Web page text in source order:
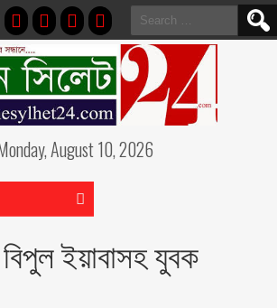
Search
for:
August 10, 2026
ইয়াবাসহ যুবক